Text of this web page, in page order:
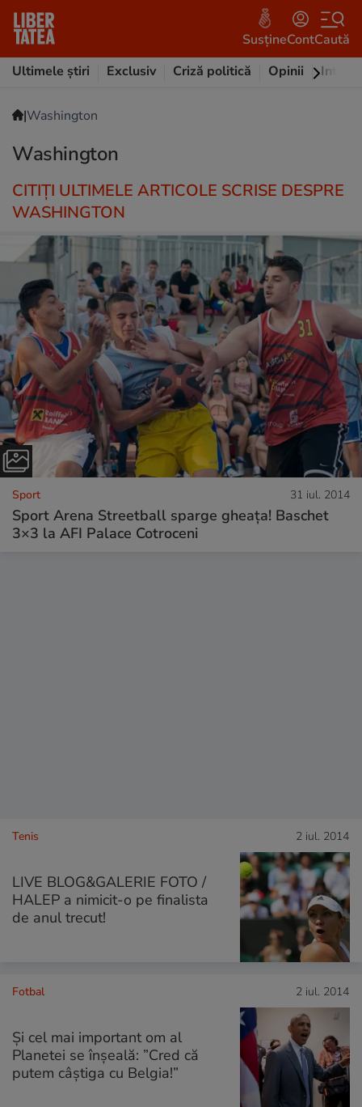
SusțineContCaută
Ultimele știri
Exclusiv Criză politică Opinii
|Washington
Washington
CITIȚI ULTIMELE ARTICOLE SCRISE DESPRE
WASHINGTON
Sport 31 iul. 2014
Sport Arena Streetball sparge gheața! Baschet
3×3 la AFI Palace Cotroceni
Tenis 2 iul. 2014
LIVE BLOG&GALERIE FOTO /
HALEP a nimicit-o pe finalista
de anul trecut!
Fotbal 2 iul. 2014
Și cel mai important om al
Planetei se înșeală: ”Cred că
putem câștiga cu Belgia!”